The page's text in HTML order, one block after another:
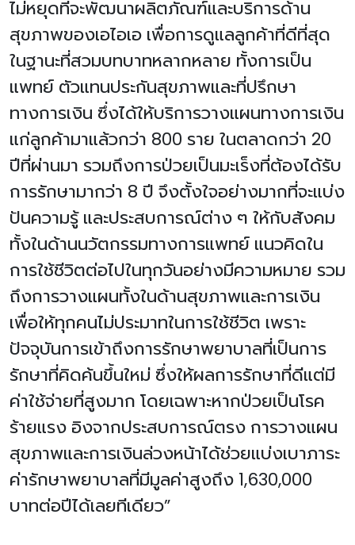
ไม่หยุดที่จะพัฒนาผลิตภัณฑ์และบริการด้าน
สุขภาพของเอไอเอ เพื่อการดูแลลูกค้าที่ดีที่สุด
ในฐานะที่สวมบทบาทหลากหลาย ทั้งการเป็น
แพทย์ ตัวแทนประกันสุขภาพและที่ปรึกษา
ทางการเงิน ซึ่งได้ให้บริการวางแผนทางการเงิน
แก่ลูกค้ามาแล้วกว่า 800 ราย ในตลาดกว่า 20
ปีที่ผ่านมา รวมถึงการป่วยเป็นมะเร็งที่ต้องได้รับ
การรักษามากว่า 8 ปี จึงตั้งใจอย่างมากที่จะแบ่ง
ปันความรู้ และประสบการณ์ต่าง ๆ ให้กับสังคม
ทั้งในด้านนวัตกรรมทางการแพทย์ แนวคิดใน
การใช้ชีวิตต่อไปในทุกวันอย่างมีความหมาย รวม
ถึงการวางแผนทั้งในด้านสุขภาพและการเงิน
เพื่อให้ทุกคนไม่ประมาทในการใช้ชีวิต เพราะ
ปัจจุบันการเข้าถึงการรักษาพยาบาลที่เป็นการ
รักษาที่คิดค้นขึ้นใหม่ ซึ่งให้ผลการรักษาที่ดีแต่มี
ค่าใช้จ่ายที่สูงมาก โดยเฉพาะหากป่วยเป็นโรค
ร้ายแรง อิงจากประสบการณ์ตรง การวางแผน
สุขภาพและการเงินล่วงหน้าได้ช่วยแบ่งเบาภาระ
ค่ารักษาพยาบาลที่มีมูลค่าสูงถึง 1,630,000
บาทต่อปีได้เลยทีเดียว”